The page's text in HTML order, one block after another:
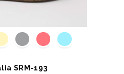
SRM-193